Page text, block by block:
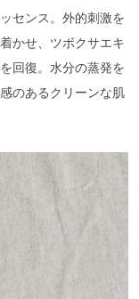
センス。外的刺激を
かせ、ツボクサエキ
回復。水分の蒸発を
のあるクリーンな肌